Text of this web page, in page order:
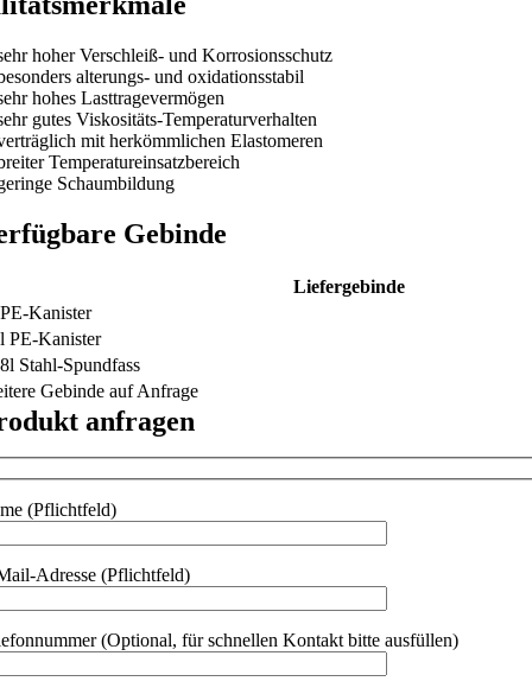
hoher Verschleiß- und Korrosionsschutz
alterungs- und oxidationsstabil
hohes Lasttragevermögen
gutes Viskositäts-Temperaturverhalten
mit herkömmlichen Elastomeren
Temperatureinsatzbereich
Schaumbildung
Gebinde
Liefergebinde
Kanister
PE-Kanister
Stahl-Spundfass
Gebinde auf Anfrage
anfragen
(Pflichtfeld)
Adresse (Pflichtfeld)
(Optional, für schnellen Kontakt bitte ausfüllen)